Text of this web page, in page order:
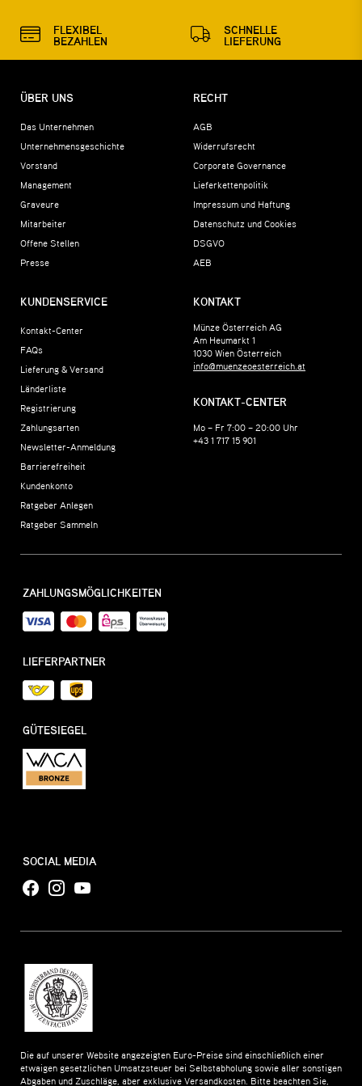
FLEXIBEL
BEZAHLEN
SCHNELLE
LIEFERUNG
ÜBER UNS
Das Unternehmen
Unternehmensgeschichte
Vorstand
Management
Graveure
Mitarbeiter
Offene Stellen
Presse
RECHT
AGB
Widerrufsrecht
Corporate Governance
Lieferkettenpolitik
Impressum und Haftung
Datenschutz und Cookies
DSGVO
AEB
KUNDENSERVICE
Kontakt-Center
FAQs
Lieferung & Versand
Länderliste
Registrierung
Zahlungsarten
Newsletter-Anmeldung
Barrierefreiheit
Kundenkonto
Ratgeber Anlegen
Ratgeber Sammeln
KONTAKT
Münze Österreich AG
Am Heumarkt 1
1030 Wien Österreich
info@muenzeoesterreich.at
KONTAKT-CENTER
Mo – Fr 7:00 – 20:00 Uhr
+43 1 717 15 901
ZAHLUNGSMÖGLICHKEITEN
LIEFERPARTNER
GÜTESIEGEL
SOCIAL MEDIA
Die auf unserer Website angezeigten Euro-Preise sind einschließlich einer
etwaigen gesetzlichen Umsatzsteuer bei Selbstabholung sowie aller sonstigen
Abgaben und Zuschläge, aber exklusive Versandkosten. Bitte beachten Sie,